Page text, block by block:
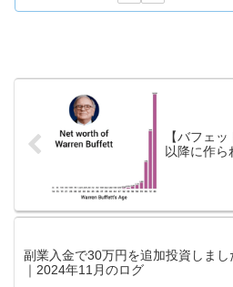
【バフェ
以降に作ら
副業入金で30万円を追加投資しまし
｜2024年11月のログ